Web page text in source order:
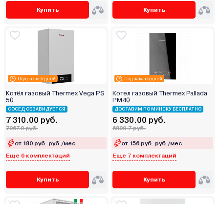
Купить Купить
Под заказ 5 дней
Котёл газовый Thermex Vega PS
50
СОСЕД ОБЗАВИДУЕТСЯ
7 310.00 руб.
7967.9 руб.
от 180 руб. руб./мес.
Еще 6 комплектаций
Купить
Под заказ 5 дней
Котел газовый Thermex Pallada
PM40
ДОСТАВИМ ПО МИНСКУ БЕСПЛАТНО
6 330.00 руб.
6899.7 руб.
от 156 руб. руб./мес.
Еще 7 комплектаций
Купить